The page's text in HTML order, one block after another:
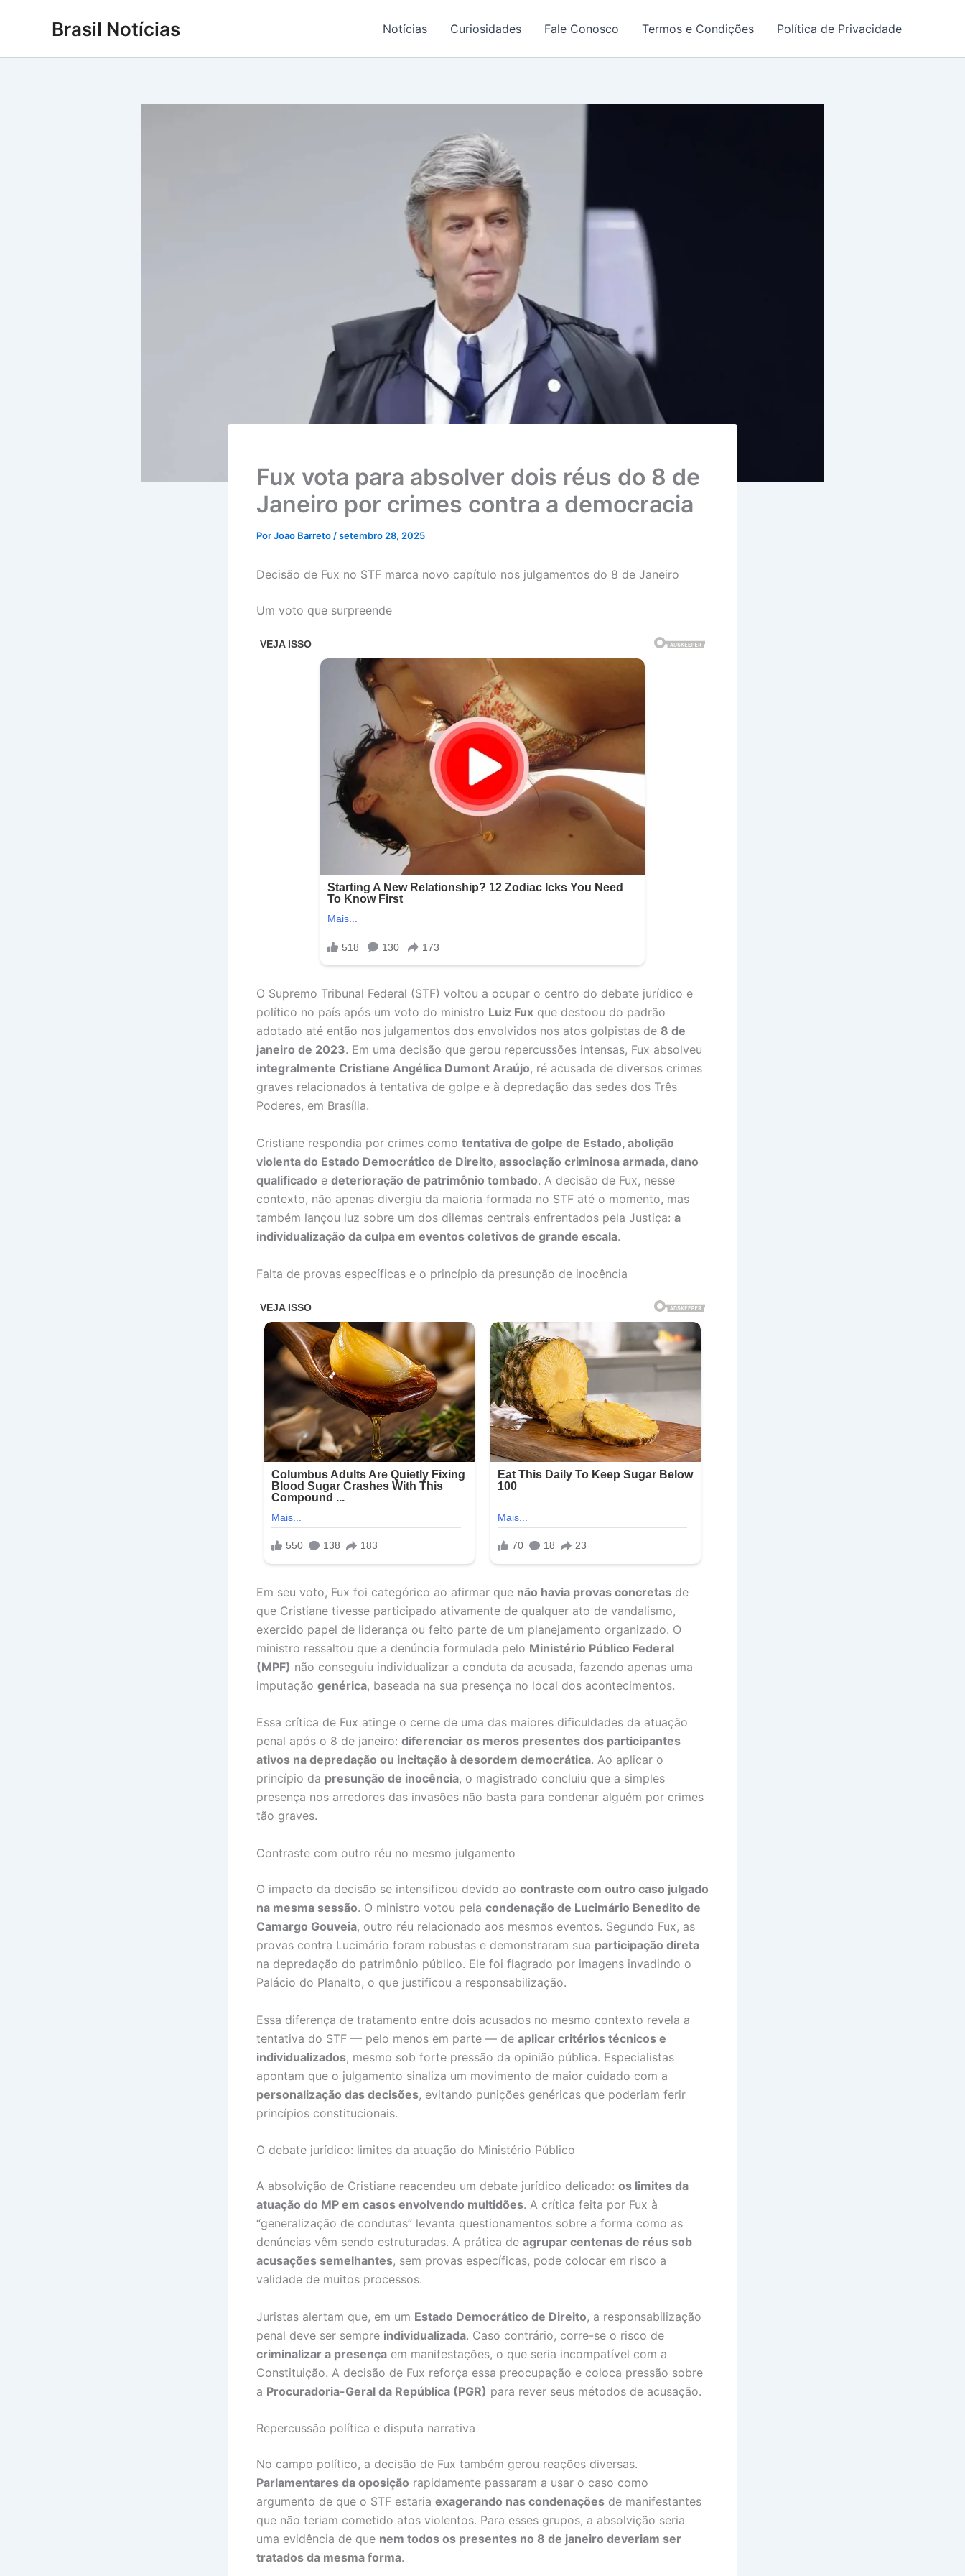
Brasil Notícias Notícias Curiosidades Fale Conosco Termos e Condições Política de Privacidade
Fux vota para absolver dois réus do 8 de
Janeiro por crimes contra a democracia
PorJoao Barreto /setembro 28, 2025
Decisão de Fux no STF marca novo capítulo nos julgamentos do 8 de Janeiro
Um voto que surpreende
O Supremo Tribunal Federal (STF) voltou a ocupar o centro do debate jurídico e
político no país após um voto do ministro Luiz Fux que destoou do padrão
adotado até então nos julgamentos dos envolvidos nos atos golpistas de 8 de
janeiro de 2023. Em uma decisão que gerou repercussões intensas, Fux absolveu
integralmente Cristiane Angélica Dumont Araújo, ré acusada de diversos crimes
graves relacionados à tentativa de golpe e à depredação das sedes dos Três
Poderes, em Brasília.
Cristiane respondia por crimes como tentativa de golpe de Estado, abolição
violenta do Estado Democrático de Direito, associação criminosa armada, dano
qualificado e deterioração de patrimônio tombado. A decisão de Fux, nesse
contexto, não apenas divergiu da maioria formada no STF até o momento, mas
também lançou luz sobre um dos dilemas centrais enfrentados pela Justiça: a
individualização da culpa em eventos coletivos de grande escala.
Falta de provas específicas e o princípio da presunção de inocência
Em seu voto, Fux foi categórico ao afirmar que não havia provas concretas de
que Cristiane tivesse participado ativamente de qualquer ato de vandalismo,
exercido papel de liderança ou feito parte de um planejamento organizado. O
ministro ressaltou que a denúncia formulada pelo Ministério Público Federal
(MPF) não conseguiu individualizar a conduta da acusada, fazendo apenas uma
imputação genérica, baseada na sua presença no local dos acontecimentos.
Essa crítica de Fux atinge o cerne de uma das maiores dificuldades da atuação
penal após o 8 de janeiro: diferenciar os meros presentes dos participantes
ativos na depredação ou incitação à desordem democrática. Ao aplicar o
princípio da presunção de inocência, o magistrado concluiu que a simples
presença nos arredores das invasões não basta para condenar alguém por crimes
tão graves.
Contraste com outro réu no mesmo julgamento
O impacto da decisão se intensificou devido ao contraste com outro caso julgado
na mesma sessão. O ministro votou pela condenação de Lucimário Benedito de
Camargo Gouveia, outro réu relacionado aos mesmos eventos. Segundo Fux, as
provas contra Lucimário foram robustas e demonstraram sua participação direta
na depredação do patrimônio público. Ele foi flagrado por imagens invadindo o
Palácio do Planalto, o que justificou a responsabilização.
Essa diferença de tratamento entre dois acusados no mesmo contexto revela a
tentativa do STF — pelo menos em parte — de aplicar critérios técnicos e
individualizados, mesmo sob forte pressão da opinião pública. Especialistas
apontam que o julgamento sinaliza um movimento de maior cuidado com a
personalização das decisões, evitando punições genéricas que poderiam ferir
princípios constitucionais.
O debate jurídico: limites da atuação do Ministério Público
A absolvição de Cristiane reacendeu um debate jurídico delicado: os limites da
atuação do MP em casos envolvendo multidões. A crítica feita por Fux à
“generalização de condutas” levanta questionamentos sobre a forma como as
denúncias vêm sendo estruturadas. A prática de agrupar centenas de réus sob
acusações semelhantes, sem provas específicas, pode colocar em risco a
validade de muitos processos.
Juristas alertam que, em um Estado Democrático de Direito, a responsabilização
penal deve ser sempre individualizada. Caso contrário, corre-se o risco de
criminalizar a presença em manifestações, o que seria incompatível com a
Constituição. A decisão de Fux reforça essa preocupação e coloca pressão sobre
a Procuradoria-Geral da República (PGR) para rever seus métodos de acusação.
Repercussão política e disputa narrativa
No campo político, a decisão de Fux também gerou reações diversas.
Parlamentares da oposição rapidamente passaram a usar o caso como
argumento de que o STF estaria exagerando nas condenações de manifestantes
que não teriam cometido atos violentos. Para esses grupos, a absolvição seria
uma evidência de que nem todos os presentes no 8 de janeiro deveriam ser
tratados da mesma forma.